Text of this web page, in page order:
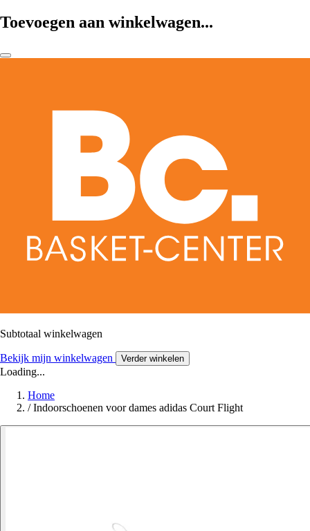
Toevoegen aan winkelwagen...
Subtotaal winkelwagen
Bekijk mijn winkelwagen Verder winkelen
Loading...
Home
/ Indoorschoenen voor dames adidas Court Flight